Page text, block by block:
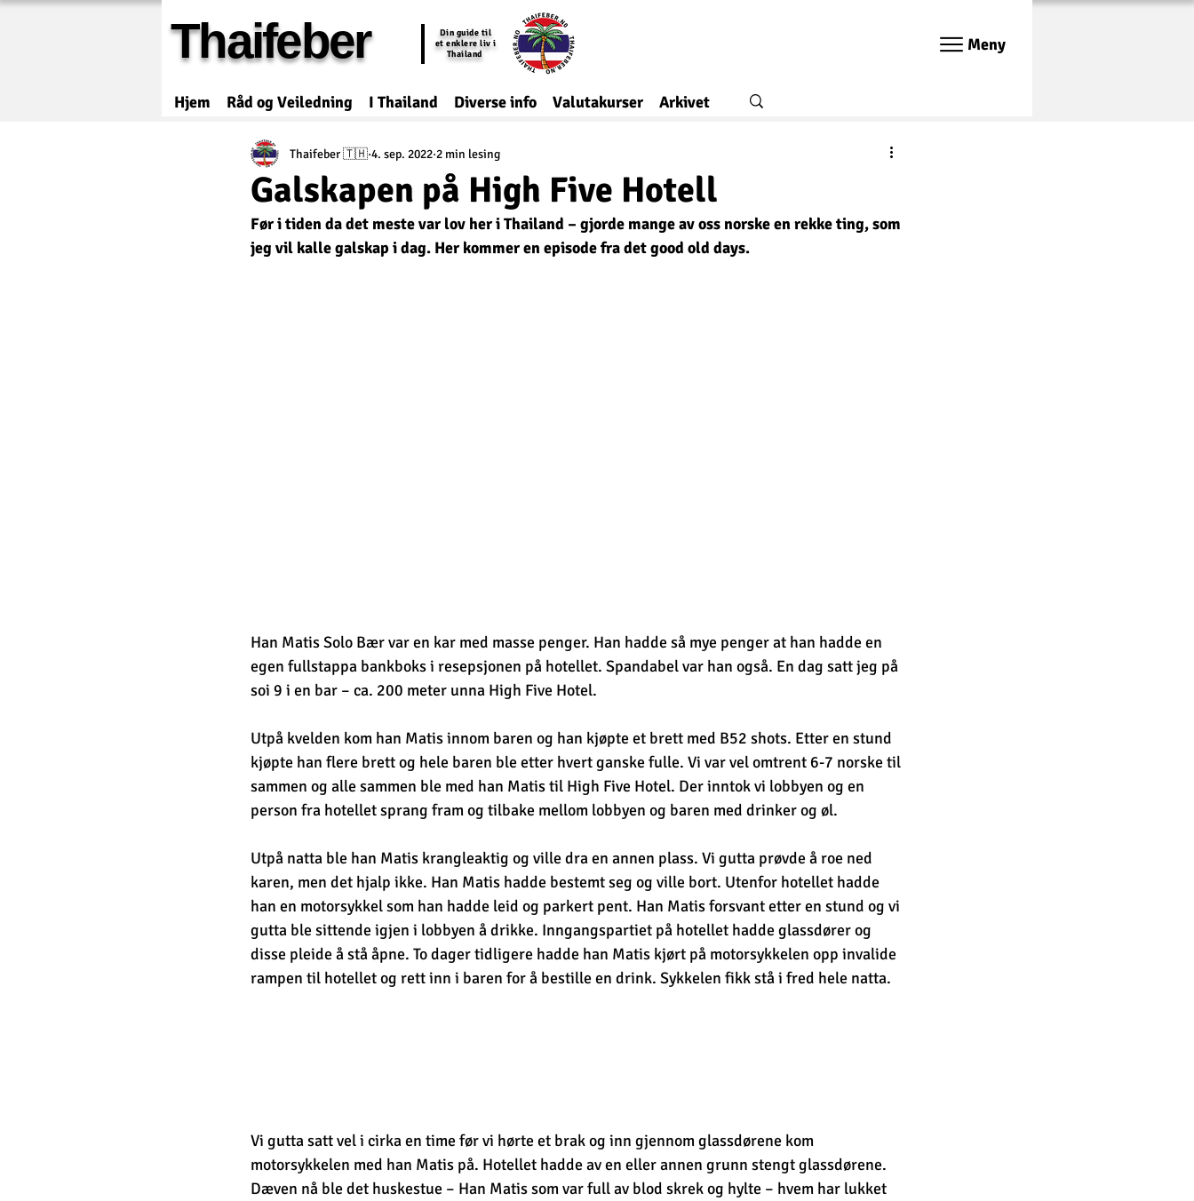
Thaifeber
Din guide til
et enklere liv i
Thailand
Meny
Hjem Råd og Veiledning I Thailand Diverse info Valutakurser Arkivet
Galskapen på High Five Hotell
Thaifeber 🇹🇭 4. sep. 2022 2 min lesing
Før i tiden da det meste var lov her i Thailand – gjorde mange av oss norske en rekke ting, som
jeg vil kalle galskap i dag. Her kommer en episode fra det good old days.
Han Matis Solo Bær var en kar med masse penger. Han hadde så mye penger at han hadde en
egen fullstappa bankboks i resepsjonen på hotellet. Spandabel var han også. En dag satt jeg på
soi 9 i en bar – ca. 200 meter unna High Five Hotel.
Utpå kvelden kom han Matis innom baren og han kjøpte et brett med B52 shots. Etter en stund
kjøpte han flere brett og hele baren ble etter hvert ganske fulle. Vi var vel omtrent 6-7 norske til
sammen og alle sammen ble med han Matis til High Five Hotel. Der inntok vi lobbyen og en
person fra hotellet sprang fram og tilbake mellom lobbyen og baren med drinker og øl.
Utpå natta ble han Matis krangleaktig og ville dra en annen plass. Vi gutta prøvde å roe ned
karen, men det hjalp ikke. Han Matis hadde bestemt seg og ville bort. Utenfor hotellet hadde
han en motorsykkel som han hadde leid og parkert pent. Han Matis forsvant etter en stund og vi
gutta ble sittende igjen i lobbyen å drikke. Inngangspartiet på hotellet hadde glassdører og
disse pleide å stå åpne. To dager tidligere hadde han Matis kjørt på motorsykkelen opp invalide
rampen til hotellet og rett inn i baren for å bestille en drink. Sykkelen fikk stå i fred hele natta.
Vi gutta satt vel i cirka en time før vi hørte et brak og inn gjennom glassdørene kom
motorsykkelen med han Matis på. Hotellet hadde av en eller annen grunn stengt glassdørene.
Dæven nå ble det huskestue – Han Matis som var full av blod skrek og hylte – hvem har lukket